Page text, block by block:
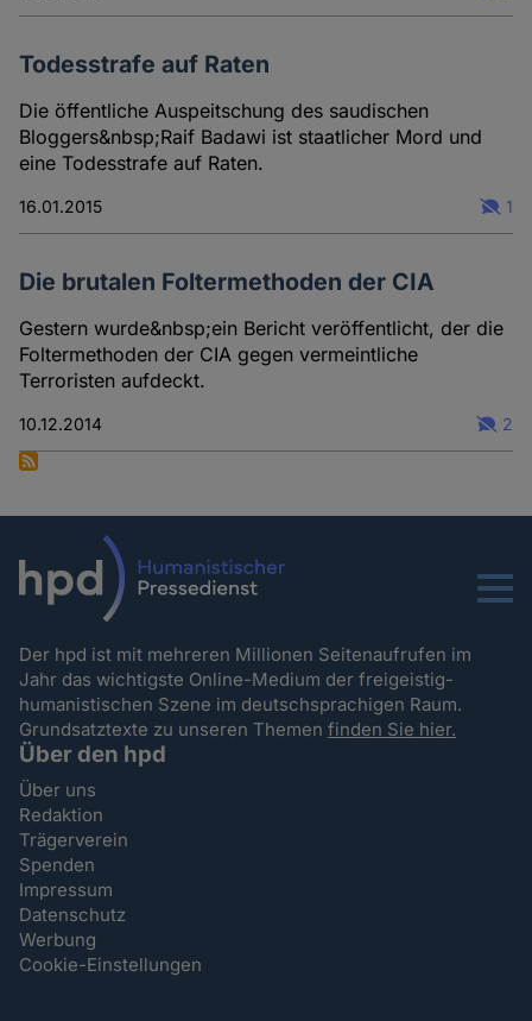
Todesstrafe auf Raten
Die öffentliche Auspeitschung des saudischen
Bloggers&nbsp;Raif Badawi ist staatlicher Mord und
eine Todesstrafe auf Raten.
16.01.2015 1
Die brutalen Foltermethoden der CIA
Gestern wurde&nbsp;ein Bericht veröffentlicht, der die
Foltermethoden der CIA gegen vermeintliche
Terroristen aufdeckt.
10.12.2014 2
Menu
Der hpd ist mit mehreren Millionen Seitenaufrufen im
Jahr das wichtigste Online-Medium der freigeistig-
humanistischen Szene im deutschsprachigen Raum.
Grundsatztexte zu unseren Themenfinden Sie hier.
Über den hpd
Über uns
Redaktion
Trägerverein
Spenden
Impressum
Datenschutz
Werbung
Cookie-Einstellungen